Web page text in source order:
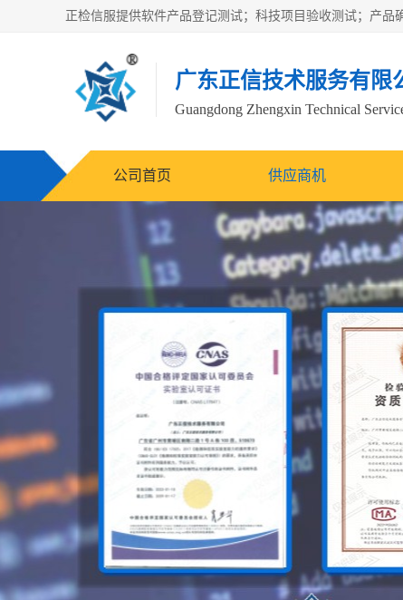
广东正信技术服务有限
Guangdong Zhengxin Technical
公司首页 供应商机